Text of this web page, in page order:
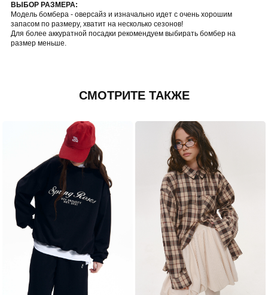
ВЫБОР РАЗМЕРА:
Модель бомбера - оверсайз и изначально идет с очень хорошим
запасом по размеру, хватит на несколько сезонов!
Для более аккуратной посадки рекомендуем выбирать бомбер на
размер меньше.
СМОТРИТЕ ТАКЖЕ